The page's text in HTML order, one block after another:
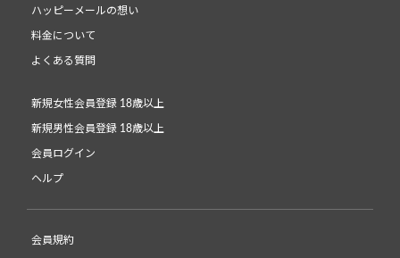
ハッピーメールの想い
料金について
よくある質問
新規女性会員登録 18歳以上
新規男性会員登録 18歳以上
会員ログイン
ヘルプ
会員規約